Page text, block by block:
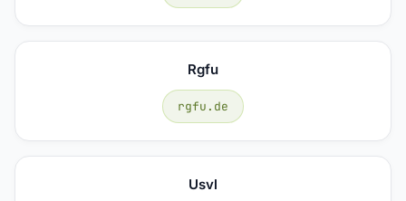
Rgfu
rgfu.de
Usvl